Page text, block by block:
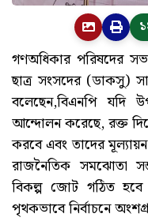
গণঅধিকার পরিষদের
ছাত্র সংসদের (ডাকসু)
বলেছেন,বিএনপি
আন্দোলন করেছে, রক্ত
করবে এবং তাদের
রাজনৈতিক সমঝোতা
বিকল্প জোট গঠিত হবে
পৃথকভাবে নির্বাচনে